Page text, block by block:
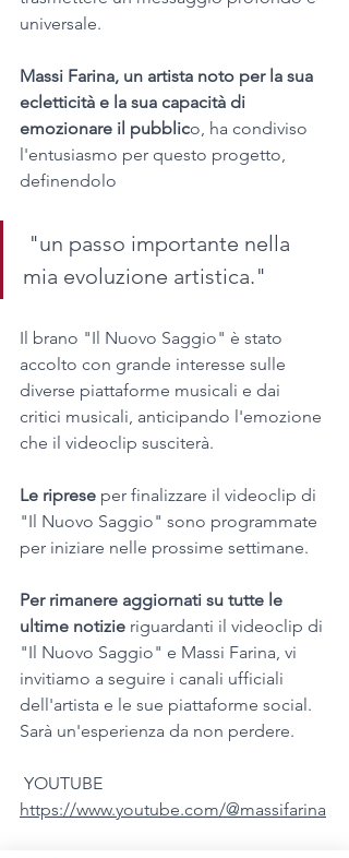
universale.
Massi Farina, un artista noto per la sua
ecletticità e la sua capacità di
emozionare il pubblico, ha condiviso
l'entusiasmo per questo progetto,
definendolo
mia evoluzione artistica."
Il brano "Il Nuovo Saggio" è stato
accolto con grande interesse sulle
diverse piattaforme musicali e dai
critici musicali, anticipando l'emozione
che il videoclip susciterà.
Le riprese per finalizzare il videoclip di
"Il Nuovo Saggio" sono programmate
per iniziare nelle prossime settimane.
Per rimanere aggiornati su tutte le
ultime notizie riguardanti il videoclip di
"Il Nuovo Saggio" e Massi Farina, vi
invitiamo a seguire i canali ufficiali
dell'artista e le sue piattaforme social.
Sarà un'esperienza da non perdere.
YOUTUBE
https://www.youtube.com/@massifarina